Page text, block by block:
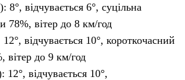
відчувається 6°, суцільна
78%, вітер до 8 км/год
відчувається 10°, короткочасний
вітер до 9 км/год
відчувається 10°,